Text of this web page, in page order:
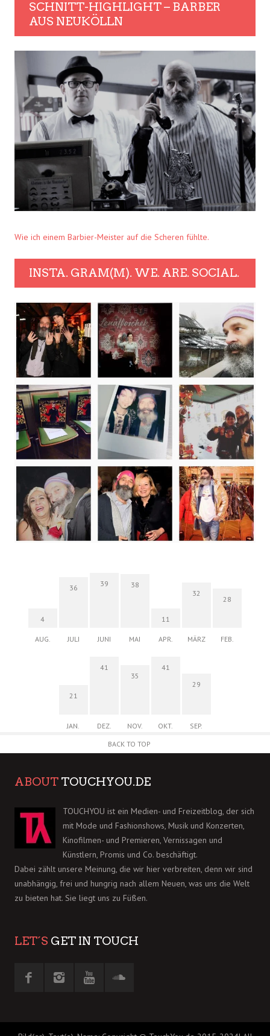
SCHNITT-HIGHLIGHT – BARBER
AUS NEUKÖLLN
Wie ich einem Barbier-Meister auf die Scheren fühlte.
INSTA. GRAM(M). WE. ARE. SOCIAL.
4
AUG.
36
JULI
39
JUNI
38
MAI
11
APR.
32
MÄRZ
28
FEB.
21
JAN.
41
DEZ.
35
NOV.
41
OKT.
29
SEP.
BACK TO TOP
ABOUT TOUCHYOU.DE
TOUCHYOU ist ein Medien- und Freizeitblog, der sich
mit Mode und Fashionshows, Musik und Konzerten,
Kinofilmen- und Premieren, Vernissagen und
Künstlern, Promis und Co. beschäftigt.
Dabei zählt unsere Meinung, die wir hier verbreiten, denn wir sind
unabhängig, frei und hungrig nach allem Neuen, was uns die Welt
zu bieten hat. Sie liegt uns zu Füßen.
LET´S GET IN TOUCH